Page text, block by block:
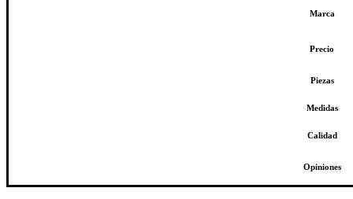
Marca
Precio
Piezas
Medidas
Calidad
Opiniones